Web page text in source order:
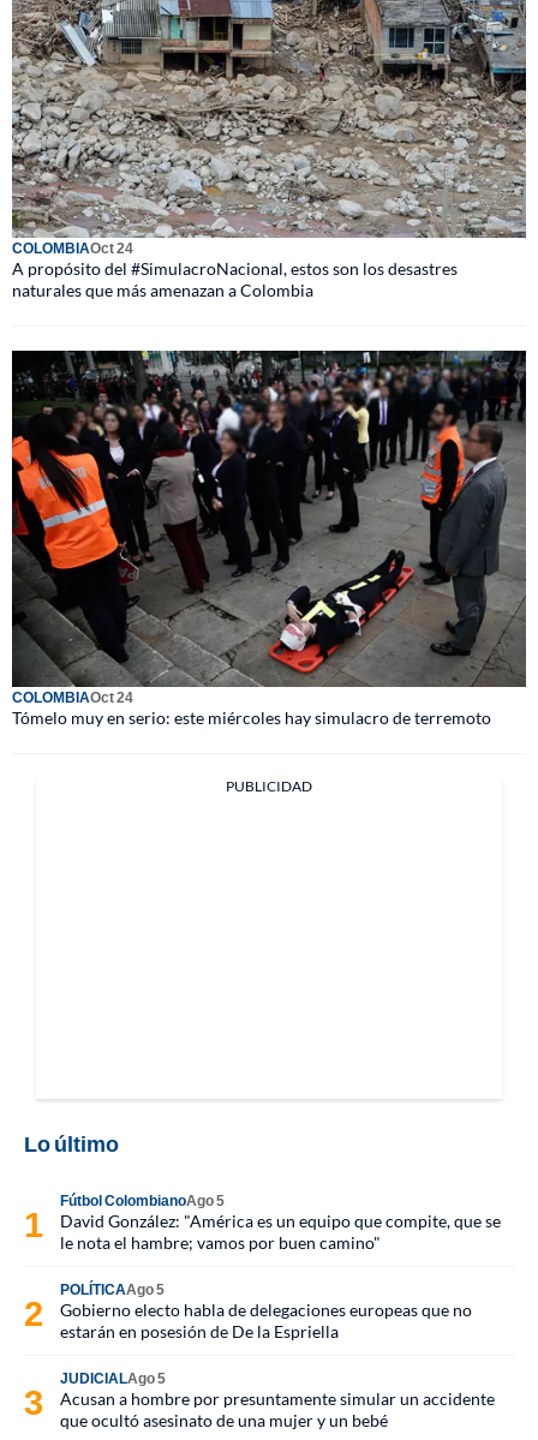
COLOMBIAOct 24
A propósito del #SimulacroNacional, estos son los desastres
naturales que más amenazan a Colombia
COLOMBIAOct 24
Tómelo muy en serio: este miércoles hay simulacro de terremoto
PUBLICIDAD
Lo último
Fútbol ColombianoAgo 5
David González: "América es un equipo que compite, que se
le nota el hambre; vamos por buen camino"
POLÍTICAAgo 5
Gobierno electo habla de delegaciones europeas que no
estarán en posesión de De la Espriella
JUDICIALAgo 5
Acusan a hombre por presuntamente simular un accidente
que ocultó asesinato de una mujer y un bebé